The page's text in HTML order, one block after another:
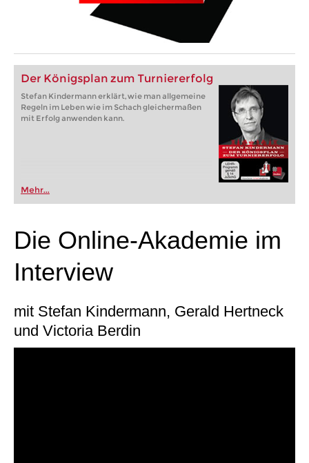
Der Königsplan zum Turniererfolg
Stefan Kindermann erklärt, wie man allgemeine
Regeln im Leben wie im Schach gleichermaßen
mit Erfolg anwenden kann.
Mehr...
Die Online-Akademie im
Interview
mit Stefan Kindermann, Gerald Hertneck
und Victoria Berdin